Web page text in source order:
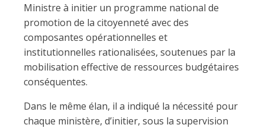
Ministre à initier un programme national de
promotion de la citoyenneté avec des
composantes opérationnelles et
institutionnelles rationalisées, soutenues par la
mobilisation effective de ressources budgétaires
conséquentes.
Dans le même élan, il a indiqué la nécessité pour
chaque ministère, d’initier, sous la supervision